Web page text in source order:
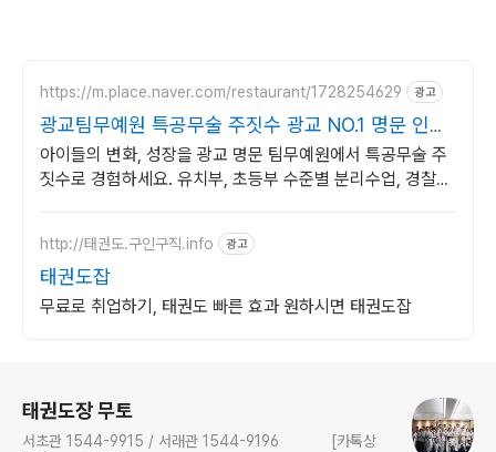
https://m.place.naver.com/restaurant/1728254629 광고
광교팀무예원 특공무술 주짓수 광교 NO.1 명문 인기
도장
아이들의 변화, 성장을 광교 명문 팀무예원에서 특공무술 주
짓수로 경험하세요. 유치부, 초등부 수준별 분리수업, 경찰가
http://태권도.구인구직.info 광고
태권도잡
무료로 취업하기, 태권도 빠른 효과 원하시면 태권도잡
태권도장 무토
서초관 1544-9915 / 서래관 1544-9196 [카톡상